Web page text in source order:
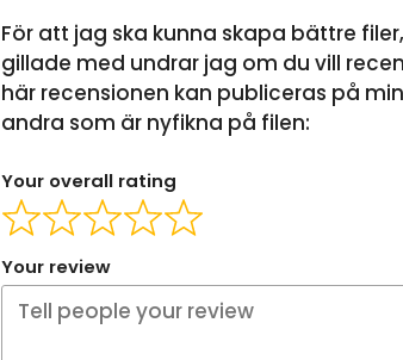
För att jag ska kunna skapa bättre
gillade med undrar jag om du vill
här recensionen kan publiceras på
andra som är nyfikna på filen:
Your overall rating
Your review